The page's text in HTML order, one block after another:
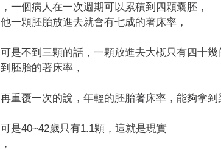
，一個病人在一次週期可以累積到四顆囊胚，
他一顆胚胎放進去就會有七成的著床率，
可是不到三顆的話，一顆放進去大概只有四十幾
到胚胎的著床率，
再重覆一次的說，年輕的胚胎著床率， 能夠拿到
可是40~42歲只有1.1顆，這就是現實
，